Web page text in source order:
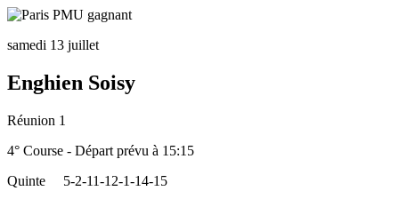
samedi 13 juillet
Enghien Soisy
Réunion 1
4° Course - Départ prévu à 15:15
Quinte
5-2-11-12-1-14-15